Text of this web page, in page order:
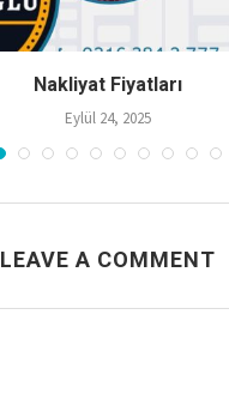
Nakliyat Fiyatları
Eylül 24, 2025
LEAVE A COMMENT